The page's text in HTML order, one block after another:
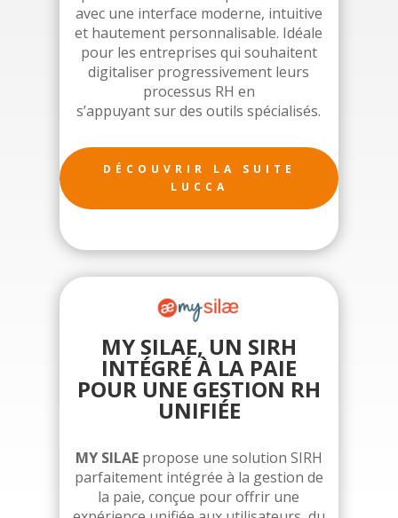
avec une interface moderne, intuitive
et hautement personnalisable. Idéale
pour les entreprises qui souhaitent
digitaliser progressivement leurs
processus RH en
s’appuyant sur des outils spécialisés.
DÉCOUVRIR LA SUITE
LUCCA
MY SILAE, UN SIRH
INTÉGRÉ À LA PAIE
POUR UNE GESTION RH
UNIFIÉE
MY SILAEpropose une solution SIRH
parfaitement intégrée à la gestion de
la paie, conçue pour offrir une